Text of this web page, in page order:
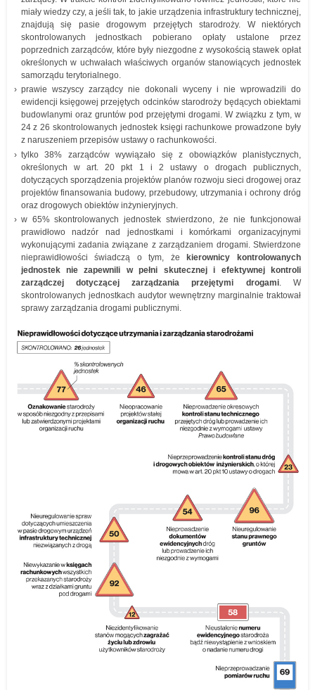
miały wiedzy czy, a jeśli tak, to jakie urządzenia infrastruktury technicznej,
znajdują się pasie drogowym przejętych starodroży. W niektórych
skontrolowanych jednostkach pobierano opłaty ustalone przez
poprzednich zarządców, które były niezgodne z wysokością stawek opłat
określonych w uchwałach właściwych organów stanowiących jednostek
samorządu terytorialnego.
prawie wszyscy zarządcy nie dokonali wyceny i nie wprowadzili do
ewidencji księgowej przejętych odcinków starodroży będących obiektami
budowlanymi oraz gruntów pod przejętymi drogami. W związku z tym, w
24 z 26 skontrolowanych jednostek księgi rachunkowe prowadzone były
z naruszeniem przepisów ustawy o rachunkowości.
tylko 38% zarządców wywiązało się z obowiązków planistycznych,
określonych w art. 20 pkt 1 i 2 ustawy o drogach publicznych,
dotyczących sporządzenia projektów planów rozwoju sieci drogowej oraz
projektów finansowania budowy, przebudowy, utrzymania i ochrony dróg
oraz drogowych obiektów inżynieryjnych.
w 65% skontrolowanych jednostek stwierdzono, że nie funkcjonował
prawidłowo nadzór nad jednostkami i komórkami organizacyjnymi
wykonującymi zadania związane z zarządzaniem drogami. Stwierdzone
nieprawidłowości świadczą o tym, że
kierownicy kontrolowanych
jednostek nie zapewnili w pełni skutecznej i efektywnej kontroli
zarządczej dotyczącej zarządzania przejętymi drogami. W
skontrolowanych jednostkach audytor wewnętrzny marginalnie traktował
sprawy zarządzania drogami publicznymi.